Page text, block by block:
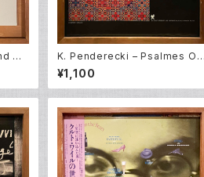
Of
K. Penderecki – Psalmes Of
David + Anaklasis + Sonata
Per Cello E Orchestra + Fluor
escences + Stabat Mater (L
¥1,100